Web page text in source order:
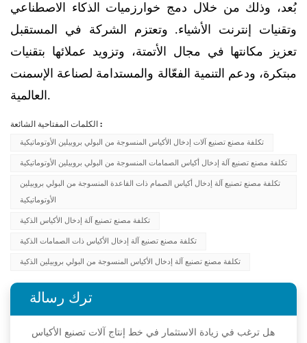
بُعد، وذلك من خلال دمج خوارزميات الذكاء الاصطناعي
وتقنيات إنترنت الأشياء. وتعتزم الشركة في المستقبل
تعزيز مكانتها في مجال الأتمتة، وتزويد عملائها بتقنيات
مبتكرة، ودعم التنمية الفعّالة والمستدامة لصناعة الإسمنت
العالمية.
الكلمات المفتاحية الشائعة :
تكلفة مصنع تصنيع آلات إدخال الأكياس المنسوجة من البولي بروبيلين الأوتوماتيكية
تكلفة مصنع تصنيع آلة إدخال أكياس الصمامات المنسوجة من البولي بروبيلين الأوتوماتيكية
تكلفة مصنع تصنيع آلة إدخال أكياس الصمام ذات القاعدة المنسوجة من البولي بروبيلين
الأوتوماتيكية
تكلفة مصنع تصنيع آلة إدخال الأكياس الذكية
تكلفة مصنع تصنيع آلة إدخال الأكياس ذات الصمامات الذكية
تكلفة مصنع تصنيع آلة إدخال الأكياس المنسوجة من البولي بروبيلين الذكية
ترك رسالة
هل ترغب في زيادة الاستثمار في خط إنتاج آلات تصنيع الأكياس